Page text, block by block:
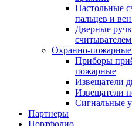
Настольные
пальцев и
Дверные
Охранно-пожарные
Приборы
пожарные
Извещатели
Извещатели
Сигнальные
Партнеры
Портфолио